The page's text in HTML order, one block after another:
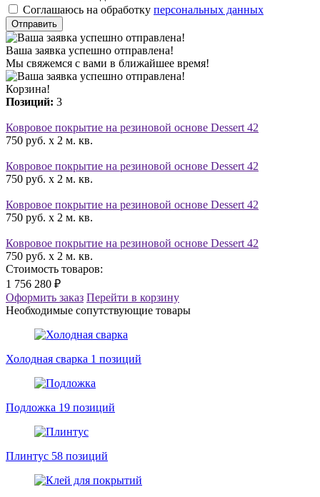
Соглашаюсь на обработку персональных данных
Отправить
Ваша заявка успешно отправлена!
Мы свяжемся с вами в ближайшее время!
Корзина!
Позиций: 3
Ковровое покрытие на резиновой основе Dessert 42
750 руб. x 2 м. кв.
Ковровое покрытие на резиновой основе Dessert 42
750 руб. x 2 м. кв.
Ковровое покрытие на резиновой основе Dessert 42
750 руб. x 2 м. кв.
Ковровое покрытие на резиновой основе Dessert 42
750 руб. x 2 м. кв.
Стоимость товаров:
1 756 280 ₽
Оформить заказ Перейти в корзину
Необходимые сопутствующие товары
Холодная сварка 1 позиций
Подложка 19 позиций
Плинтус 58 позиций